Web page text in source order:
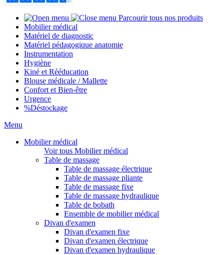
Parcourir tous nos produits
Mobilier médical
Matériel de diagnostic
Matériel pédagogique anatomie
Instrumentation
Hygiène
Kiné et Rééducation
Blouse médicale / Mallette
Confort et Bien-être
Urgence
%Déstockage
Menu
Mobilier médical
Voir tous Mobilier médical
Table de massage
Table de massage électrique
Table de massage pliante
Table de massage fixe
Table de massage hydraulique
Table de bobath
Ensemble de mobilier médical
Divan d'examen
Divan d'examen fixe
Divan d'examen électrique
Divan d'examen hydraulique